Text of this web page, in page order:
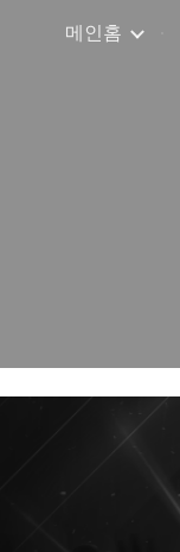
메인홈